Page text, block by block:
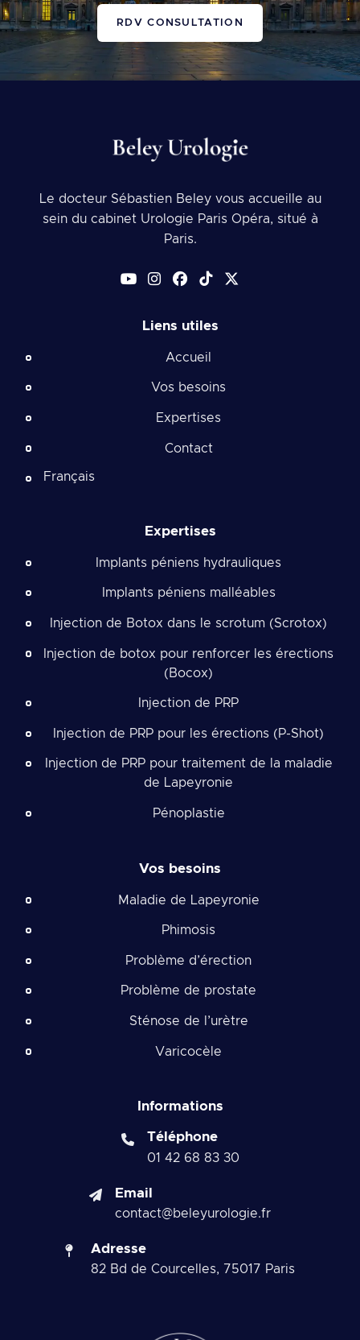
RDV CONSULTATION
Le docteur Sébastien Beley vous accueille au
sein du cabinet Urologie Paris Opéra, situé à
Paris.
Liens utiles
Accueil
Vos besoins
Expertises
Contact
Français
Expertises
Implants péniens hydrauliques
Implants péniens malléables
Injection de Botox dans le scrotum (Scrotox)
Injection de botox pour renforcer les érections
(Bocox)
Injection de PRP
Injection de PRP pour les érections (P-Shot)
Injection de PRP pour traitement de la maladie
de Lapeyronie
Pénoplastie
Vos besoins
Maladie de Lapeyronie
Phimosis
Problème d’érection
Problème de prostate
Sténose de l’urètre
Varicocèle
Informations
Téléphone
01 42 68 83 30
Email
contact@beleyurologie.fr
Adresse
82 Bd de Courcelles, 75017 Paris